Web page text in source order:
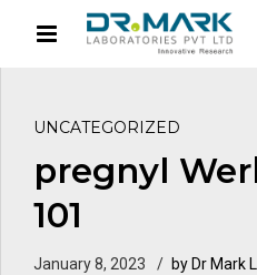
UNCATEGORIZED
pregnyl
101
January 8, 2023 by Dr Mark